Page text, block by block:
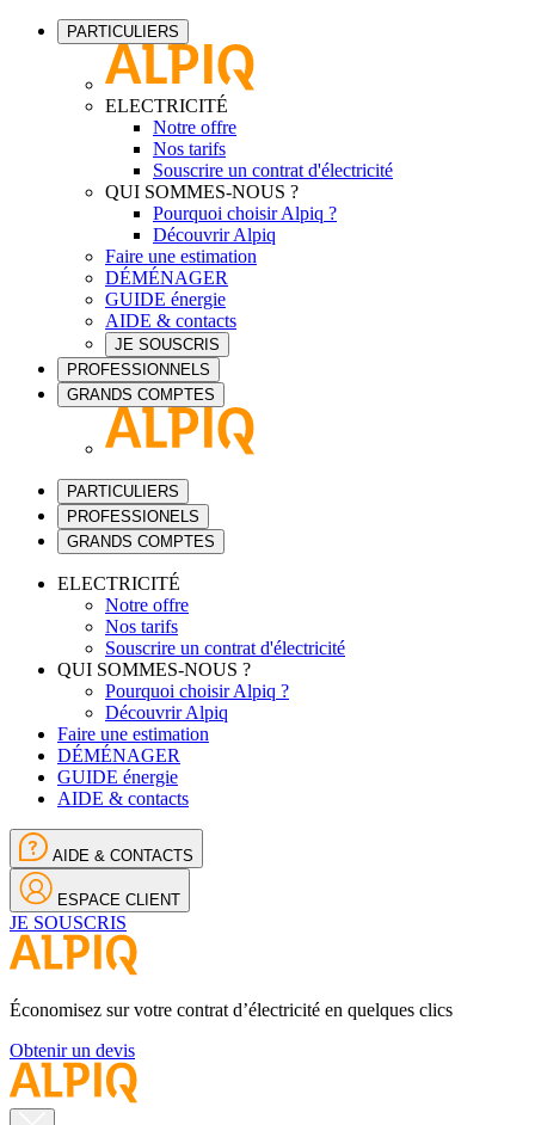
PARTICULIERS
ELECTRICITÉ
Notre offre
Nos tarifs
Souscrire un contrat d'électricité
QUI SOMMES-NOUS ?
Pourquoi choisir Alpiq ?
Découvrir Alpiq
Faire une estimation
DÉMÉNAGER
GUIDE énergie
AIDE & contacts
JE SOUSCRIS
PROFESSIONNELS
GRANDS COMPTES
PARTICULIERS
PROFESSIONELS
GRANDS COMPTES
ELECTRICITÉ
Notre offre
Nos tarifs
Souscrire un contrat d'électricité
QUI SOMMES-NOUS ?
Pourquoi choisir Alpiq ?
Découvrir Alpiq
Faire une estimation
DÉMÉNAGER
GUIDE énergie
AIDE & contacts
AIDE & CONTACTS
ESPACE CLIENT
JE SOUSCRIS
Économisez sur votre contrat d’électricité en quelques clics
Obtenir un devis